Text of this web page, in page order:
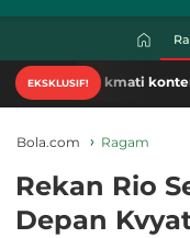
EKSKLUSIF!
Nikmati konten-konten
Bola.com Ragam
Rekan Rio
Depan